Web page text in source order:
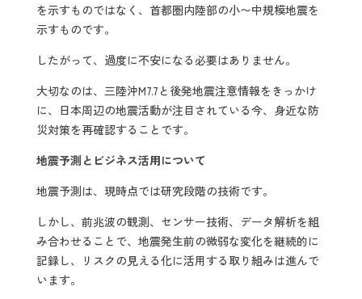
を示すものではなく、首都圏内陸部の小〜中規模地震を
示すものです。
したがって、過度に不安になる必要はありません。
大切なのは、三陸沖M7.7と後発地震注意情報をきっかけ
に、日本周辺の地震活動が注目されている今、身近な防
災対策を再確認することです。
地震予測とビジネス活用について
地震予測は、現時点では研究段階の技術です。
しかし、前兆波の観測、センサー技術、データ解析を組
み合わせることで、地震発生前の微弱な変化を継続的に
記録し、リスクの見える化に活用する取り組みは進んで
います。